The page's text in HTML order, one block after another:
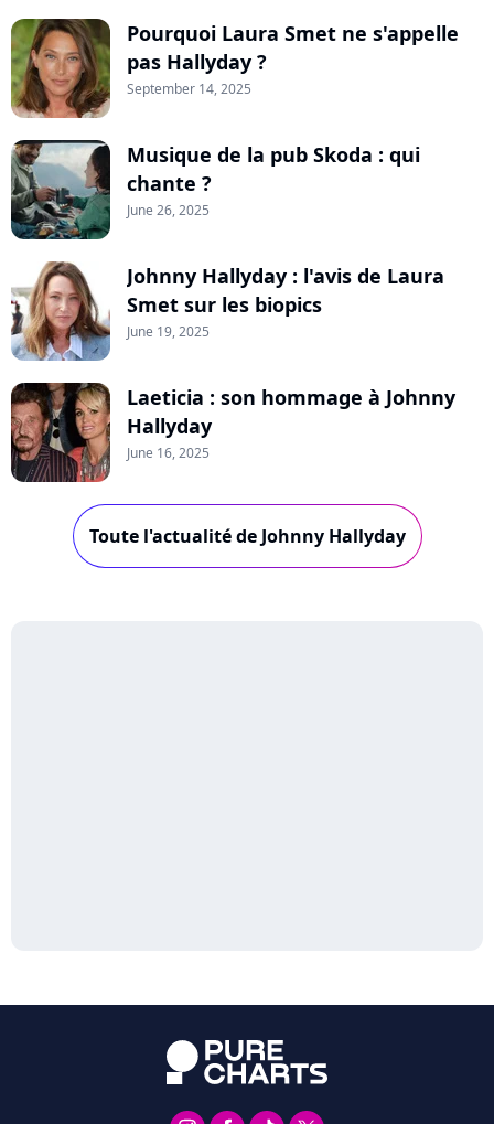
Pourquoi Laura Smet ne s'appelle
pas Hallyday ?
September 14, 2025
Musique de la pub Skoda : qui
chante ?
June 26, 2025
Johnny Hallyday : l'avis de Laura
Smet sur les biopics
June 19, 2025
Laeticia : son hommage à Johnny
Hallyday
June 16, 2025
Toute l'actualité de Johnny Hallyday